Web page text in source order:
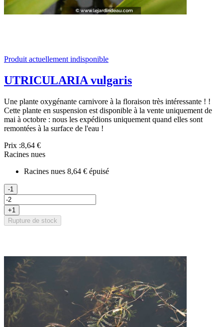
Produit actuellement indisponible
UTRICULARIA vulgaris
Une plante oxygénante carnivore à la floraison très intéressante ! !
Cette plante en suspension est disponible à la vente uniquement de
mai à octobre : nous les expédions uniquement quand elles sont
remontées à la surface de l'eau !
Prix :8,64 €
Racines nues
Racines nues 8,64 € épuisé
-1
+1
Rupture de stock